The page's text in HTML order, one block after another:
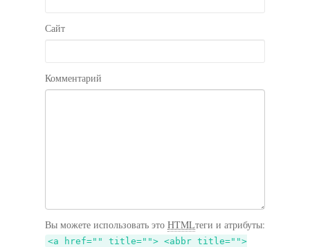
Сайт
Комментарий
Вы можете использовать это HTMLтеги и атрибуты:
<a href="" title=""> <abbr title="">